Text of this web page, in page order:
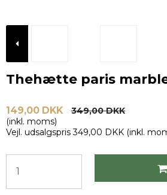
Thehætte paris
149,00 DKK
349,00 DKK
(inkl. moms)
Vejl. udsalgspris 349,00 DKK (inkl.